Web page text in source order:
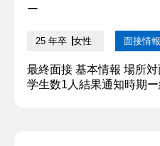
ー
25 年卒 女性 面接情報
最終面接 基本情報 場所
学生数1人結果通知時期